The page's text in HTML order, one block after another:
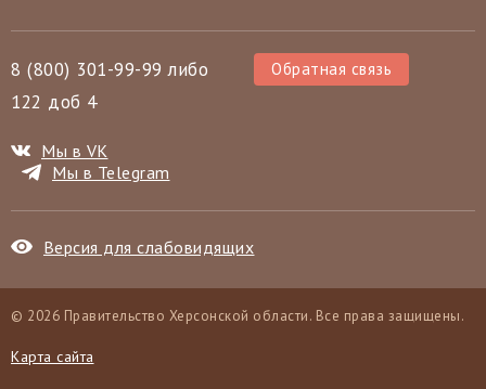
8 (800) 301-99-99 либо
122 доб 4
Обратная связь
Мы в VK
Мы в Telegram
Версия для слабовидящих
© 2026 Правительство Херсонской области. Все права защищены.
Карта сайта